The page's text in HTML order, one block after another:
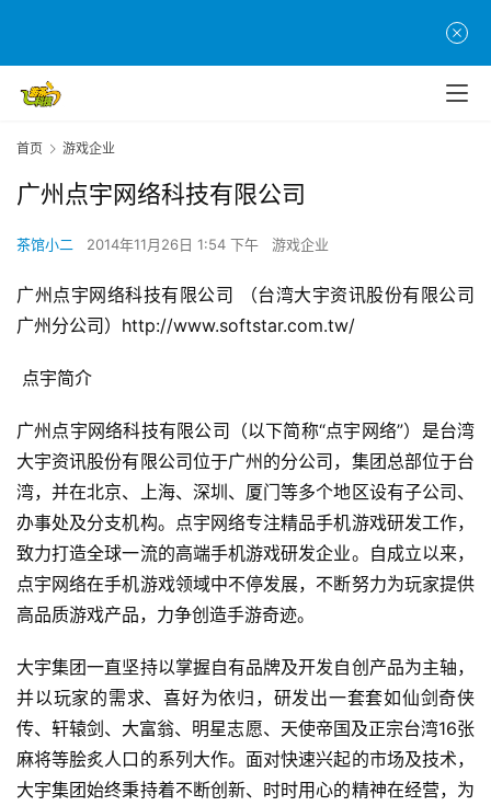
首
页
游
茶
原
创
首页 游戏企业
广州点宇网络科技有限公司
茶馆小二 2014年11月26日 1:54 下午 游戏企业
广州点宇网络科技有限公司 （台湾大宇资讯股份有限公司
广州分公司）http://www.softstar.com.tw/
点宇简介
广州点宇网络科技有限公司（以下简称“点宇网络”）是台湾
大宇资讯股份有限公司位于广州的分公司，集团总部位于台
湾，并在北京、上海、深圳、厦门等多个地区设有子公司、
办事处及分支机构。点宇网络专注精品手机游戏研发工作，
致力打造全球一流的高端手机游戏研发企业。自成立以来，
点宇网络在手机游戏领域中不停发展，不断努力为玩家提供
高品质游戏产品，力争创造手游奇迹。
大宇集团一直坚持以掌握自有品牌及开发自创产品为主轴，
并以玩家的需求、喜好为依归，研发出一套套如仙剑奇侠
传、轩辕剑、大富翁、明星志愿、天使帝国及正宗台湾16张
麻将等脍炙人口的系列大作。面对快速兴起的市场及技术，
大宇集团始终秉持着不断创新、时时用心的精神在经营，为